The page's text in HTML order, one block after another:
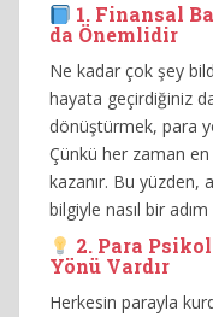
1. Finansal
da Önemlidir
Ne kadar çok şey
hayata geçirdiğiniz
dönüştürmek, para
Çünkü her zaman
kazanır. Bu yüzden,
bilgiyle nasıl bir
2. Para
Yönü Vardır
Herkesin parayla